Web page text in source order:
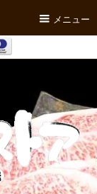
メニュー